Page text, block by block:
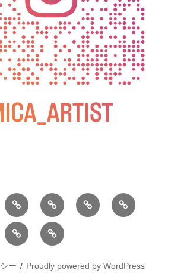
お
問
い
合
わ
動
画
過
去
2025
松
展
2026
年
2025
年
彩
ー Proudly powered by WordPress